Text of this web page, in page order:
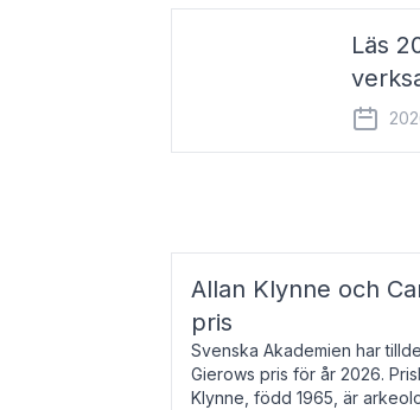
Läs
Allan Klynne och
pris
Svenska Akademien har
Gierows pris för år 2026.
Klynne, född 1965, är